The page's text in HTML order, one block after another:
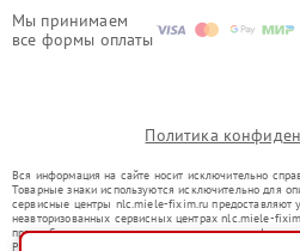
Мы принимаем
все формы оплаты
Политика
Вся информация на сайте носит исключительно
Товарные знаки используются исключительно для
сервисные центры nlc.miele-fixim.ru предоставляют
неавторизованных сервисных центрах nlc.miele-
правообладателями товарных знаков или их
Ремонт осуществляется для устройств, уже